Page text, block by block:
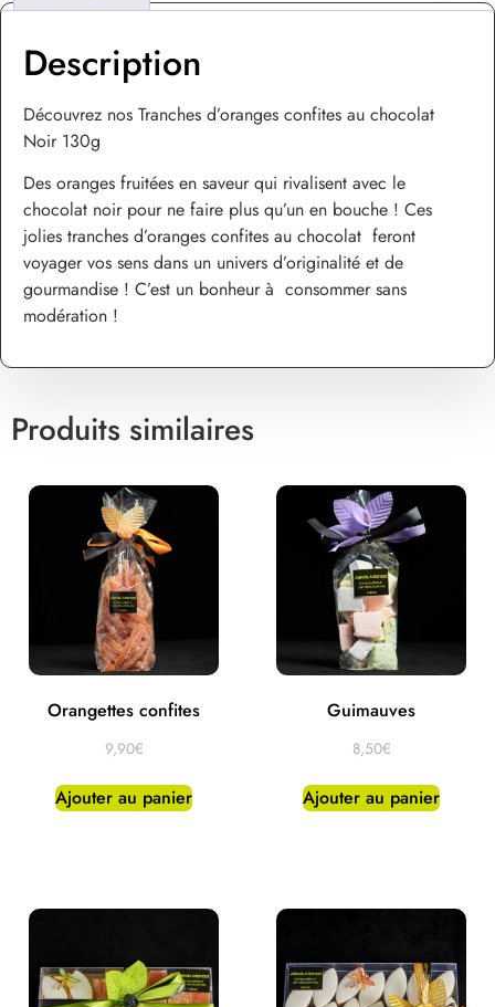
Description
Découvrez nos Tranches d’oranges confites au chocolat
Noir 130g
Des oranges fruitées en saveur qui rivalisent avec le
chocolat noir pour ne faire plus qu’un en bouche ! Ces
jolies tranches d’oranges confites au chocolat feront
voyager vos sens dans un univers d’originalité et de
gourmandise ! C’est un bonheur à consommer sans
modération !
Produits similaires
Orangettes confites
9,90€
Ajouter au panier
Guimauves
8,50€
Ajouter au panier